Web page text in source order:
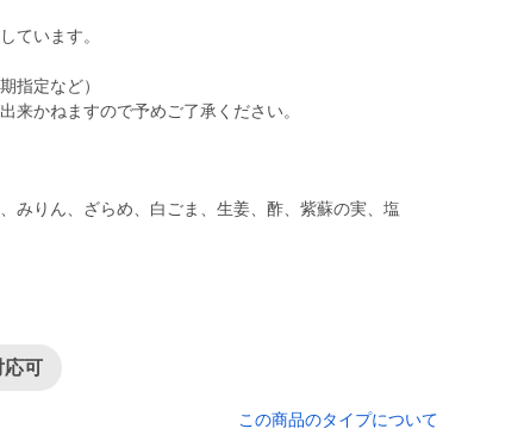
ています。
指定など）
来かねますので予めご了承ください。
みりん、ざらめ、白ごま、生姜、酢、紫蘇の実、塩
応可
この商品のタイプについて